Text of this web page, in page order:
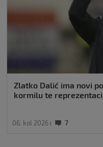
Zlatko Dalić ima novi
kormilu te
06. kol 2026 7